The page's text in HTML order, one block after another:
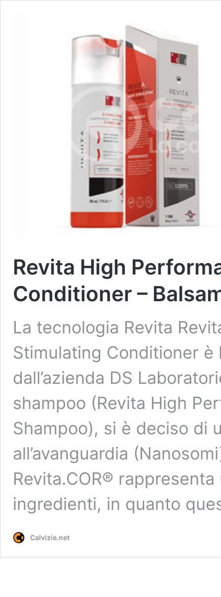
Revita High
Conditioner –
La tecnologia Revita
Stimulating Conditioner è
dall’azienda DS
shampoo (Revita High
Shampoo), si è deciso di
all’avanguardia
Revita.COR®
ingredienti, in quanto
Calvizie.net